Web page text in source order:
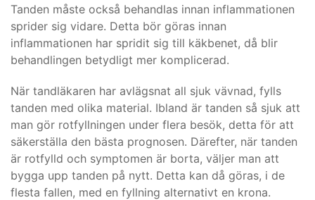
Tanden måste också behandlas innan inflammationen
sprider sig vidare. Detta bör göras innan
inflammationen har spridit sig till käkbenet, då blir
behandlingen betydligt mer komplicerad.
När tandläkaren har avlägsnat all sjuk vävnad, fylls
tanden med olika material. Ibland är tanden så sjuk att
man gör rotfyllningen under flera besök, detta för att
säkerställa den bästa prognosen. Därefter, när tanden
är rotfylld och symptomen är borta, väljer man att
bygga upp tanden på nytt. Detta kan då göras, i de
flesta fallen, med en fyllning alternativt en krona.